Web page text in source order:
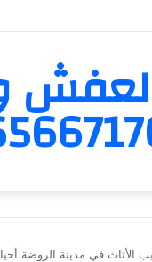
الأثاث في مدينة الروضة